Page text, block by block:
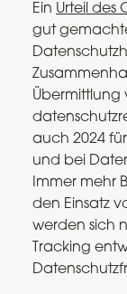
Ein Urteil des
gut
Übermittlung
auch 2024
und bei
Immer mehr
den Einsatz
werden sich
Tracking